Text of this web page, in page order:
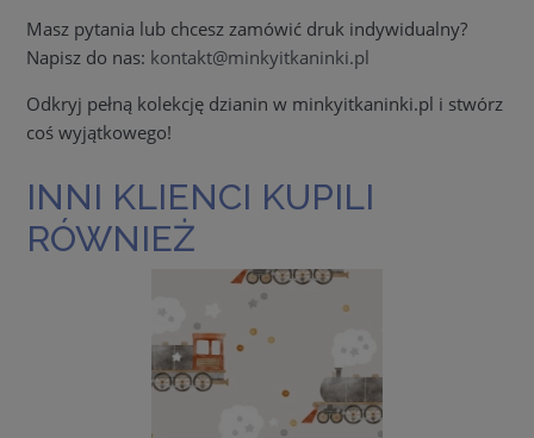
Masz pytania lub chcesz zamówić druk indywidualny?
Napisz do nas: kontakt@minkyitkaninki.pl
Odkryj pełną kolekcję dzianin w minkyitkaninki.pl i stwórz
coś wyjątkowego!
INNI KLIENCI KUPILI
RÓWNIEŻ